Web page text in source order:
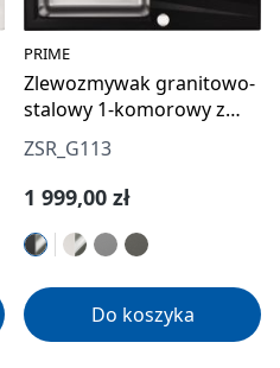
PRIME
Zlewozmywak granitowo-
stalowy 1-komorowy z
ociekaczem
ZSR_G113
Cena regularna:
1 999,00 zł
Do koszyka